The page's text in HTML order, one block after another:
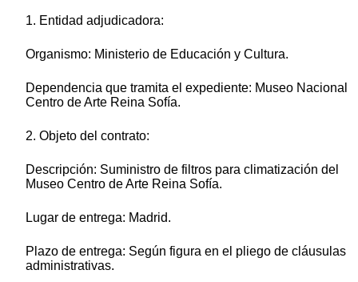
1. Entidad adjudicadora:
Organismo: Ministerio de Educación y Cultura.
Dependencia que tramita el expediente: Museo Nacional
Centro de Arte Reina Sofía.
2. Objeto del contrato:
Descripción: Suministro de filtros para climatización del
Museo Centro de Arte Reina Sofía.
Lugar de entrega: Madrid.
Plazo de entrega: Según figura en el pliego de cláusulas
administrativas.